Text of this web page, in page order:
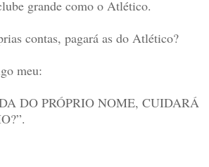
grande como o Atlético.
contas, pagará as do Atlético?
meu:
DO PRÓPRIO NOME, CUIDARÁ